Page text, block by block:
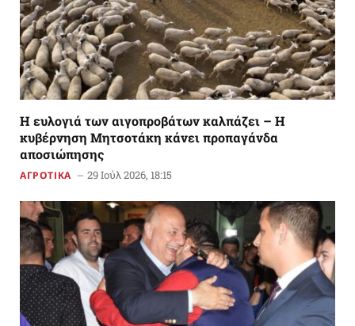
Η ευλογιά των αιγοπροβάτων καλπάζει – Η
κυβέρνηση Μητσοτάκη κάνει προπαγάνδα
αποσιώπησης
ΑΓΡΟΤΙΚΑ 29 Ιούλ 2026, 18:15